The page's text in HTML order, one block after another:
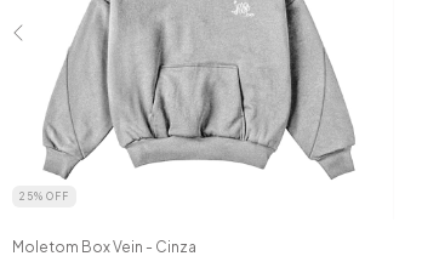
25% OFF
Moletom Box Vein - Cinza